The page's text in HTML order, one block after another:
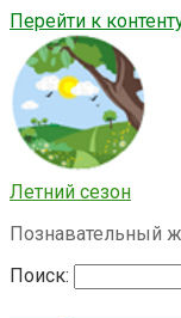
Перейти к
Летний сезон
Познавательный
Поиск: